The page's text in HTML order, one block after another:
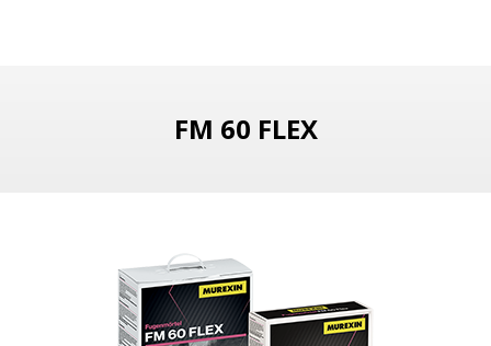
FM 60 FLEX